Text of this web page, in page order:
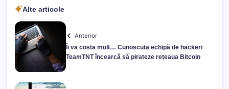
Alte articole
Anterior
Îi va costa mult… Cunoscuta echipă de hackeri
TeamTNT încearcă să pirateze rețeaua Bitcoin